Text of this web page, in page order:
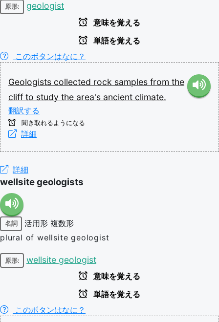
原形: geologist
意味を覚える
単語を覚える
このボタンはなに？
Geologists collected rock samples from the
cliff to study the area's ancient climate.
翻訳する
聞き取れるようになる
詳細
詳細
wellsite geologists
名詞 活用形 複数形
plural of wellsite geologist
原形: wellsite geologist
意味を覚える
単語を覚える
このボタンはなに？